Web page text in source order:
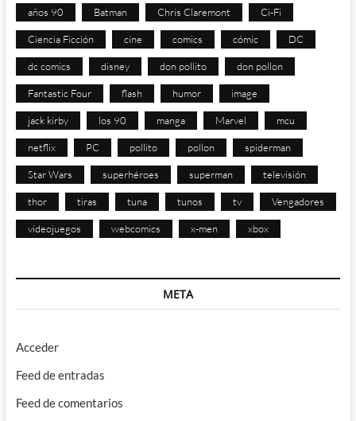
años 90 Batman Chris Claremont Ci-Fi
Ciencia Ficción cine comics cómic DC
dc comics disney don pollito don pollon
Fantastic Four flash humor image
jack kirby los 90 manga Marvel mcu
netflix PC pollito pollon spiderman
Star Wars superhéroes superman televisión
thor tiras tuna tunos tv Vengadores
videojuegos webcomics x-men xbox
META
Acceder
Feed de entradas
Feed de comentarios